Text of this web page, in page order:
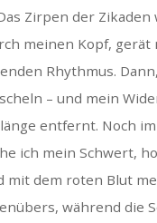
Zirpen der
meinen Kopf,
Rhythmus.
– und mein
entfernt. Noch
ich mein Schwert,
mit dem roten Blut
während die